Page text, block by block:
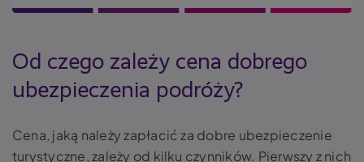
Od czego zależy cena dobrego
ubezpieczenia podróży?
Cena, jaką należy zapłacić za dobre ubezpieczenie
turystyczne, zależy od kilku czynników. Pierwszy z nich